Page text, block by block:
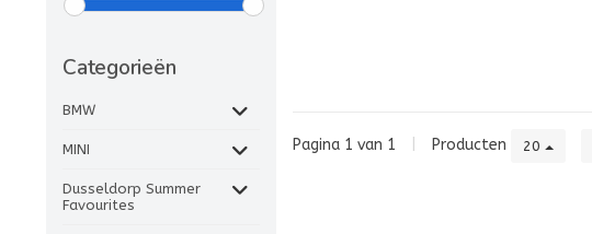
Categorieën
BMW
MINI
Dusseldorp Summer
Favourites
Pagina 1 van 1 Producten 20